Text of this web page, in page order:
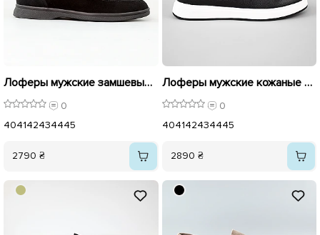
Лоферы мужские замшевые 594729 Черные
0
404142434445
2790 ₴
Лоферы мужские кожаные 594532 Черные
0
404142434445
2890 ₴